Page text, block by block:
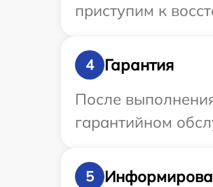
приступим к
4
Гарантия
После
гарантийном
5